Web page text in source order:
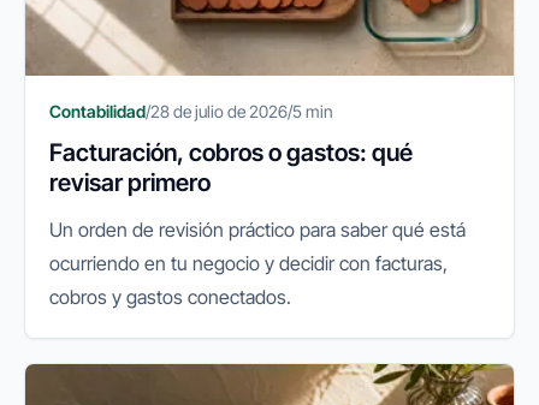
Contabilidad/28 de julio de 2026/5 min
Facturación, cobros o gastos: qué
revisar primero
Un orden de revisión práctico para saber qué está
ocurriendo en tu negocio y decidir con facturas,
cobros y gastos conectados.